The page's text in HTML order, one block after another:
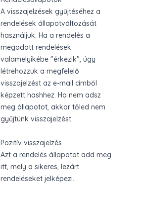
A visszajelzések gyűjtéséhez a
rendelések állapotváltozását
használjuk. Ha a rendelés a
megadott rendelések
valamelyikébe "érkezik", úgy
létrehozzuk a megfelelő
visszajelzést az e-mail címből
képzett hashhez. Ha nem adsz
meg állapotot, akkor tőled nem
gyűjtünk visszajelzést.
Pozitív visszajelzés
Azt a rendelés állapotot add meg
itt, mely a sikeres, lezárt
rendeléseket jelképezi.